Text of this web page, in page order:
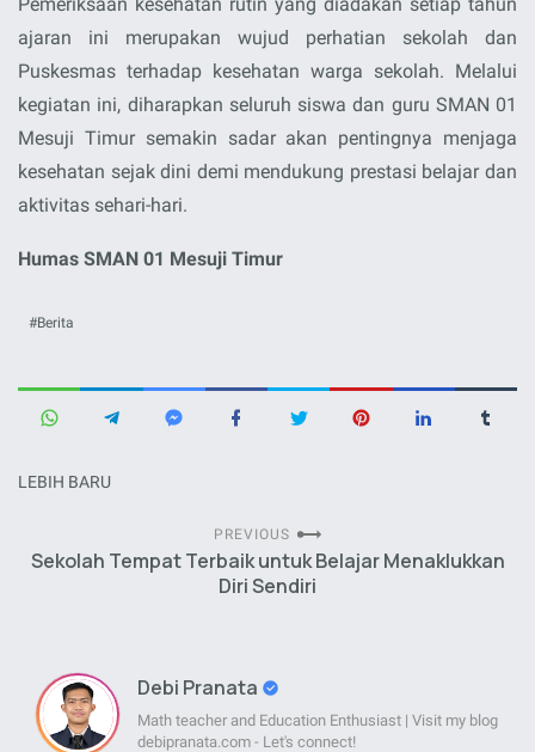
ajaran ini merupakan wujud perhatian sekolah dan
Puskesmas terhadap kesehatan warga sekolah. Melalui
kegiatan ini, diharapkan seluruh siswa dan guru SMAN 01
Mesuji Timur semakin sadar akan pentingnya menjaga
kesehatan sejak dini demi mendukung prestasi belajar dan
aktivitas sehari-hari.
Humas SMAN 01 Mesuji Timur
Berita
LEBIH BARU
PREVIOUS
Sekolah Tempat Terbaik untuk Belajar Menaklukkan
Diri Sendiri
Debi Pranata
Math teacher and Education Enthusiast | Visit my blog
debipranata.com - Let's connect!